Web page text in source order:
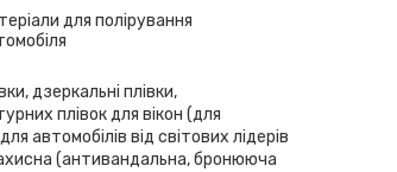
для полірування
дзеркальні плівки,
плівок для вікон (для
автомобілів від світових лідерів
(антивандальна, бронююча